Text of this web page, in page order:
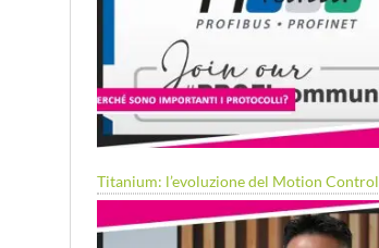
Titanium: l’evoluzione del Motion Control